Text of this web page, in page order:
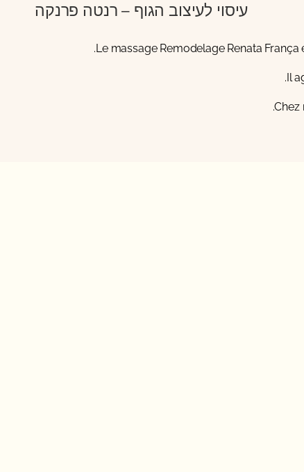
עיסוי לעיצוב הגוף – רנטה פרנקה
Le massage Remodelage Renata
Il
Chez